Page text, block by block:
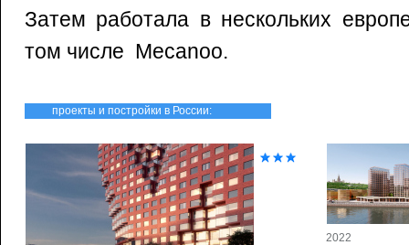
Затем работала в нескольких
том числе Mecanoo.
проекты и постройки в России:
2022